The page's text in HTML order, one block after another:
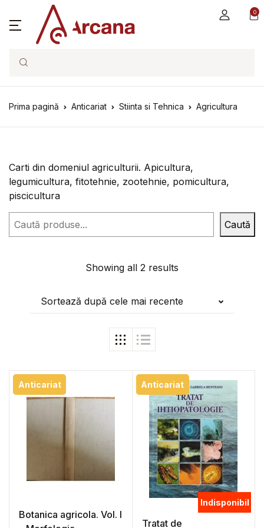
0
Search
Prima pagină Anticariat Stiinta si Tehnica Agricultura
Carti din domeniul agriculturii. Apicultura,
legumicultura, fitotehnie, zootehnie, pomicultura,
piscicultura
Caută
Caută
Showing all 2 results
Sortează după cele mai recente
Anticariat
Botanica agricola. Vol. I
Anticariat
Indisponibil
Tratat de